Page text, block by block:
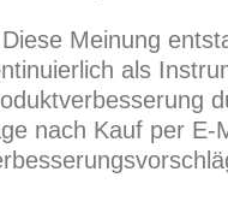
Meinung
als
nach Kauf per E-